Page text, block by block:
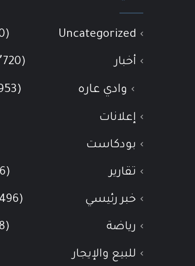
Uncategorized
(120)
أخبار (15٬720)
وادي عاره (2٬953)
إعلانات
بودكاست
تقارير (146)
خبر رئيسي (4٬496)
رياضة (618)
للبيع والإيجار